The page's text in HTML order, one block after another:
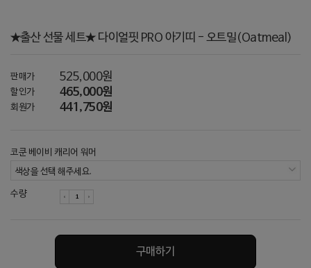
★출산 선물 세트★ 다이얼핏 PRO 아기띠 - 오트밀(Oatmeal)
판매가 525,000원
할인가 465,000원
회원가 441,750원
코쿤 베이비 캐리어 워머
색상을 선택 해주세요.
수량
구매하기